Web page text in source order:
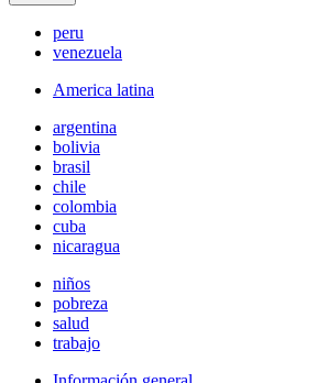
peru
venezuela
America latina
argentina
bolivia
brasil
chile
colombia
cuba
nicaragua
niños
pobreza
salud
trabajo